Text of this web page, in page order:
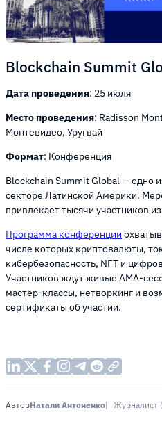
Blockchain Summit
Дата проведения: 25 июля
Место проведения: Radisson
Монтевидео, Уругвай
Формат: Конференция
Blockchain Summit Global — одно
секторе Латинской Америки.
привлекает тысячи участников
Программа конференции
числе которых криптовалюты,
кибербезопасность, NFT и
Участников ждут живые AMA-
мастер-классы, нетворкинг и
сертификаты об участии.
АвторНатали Антоненко Журналист